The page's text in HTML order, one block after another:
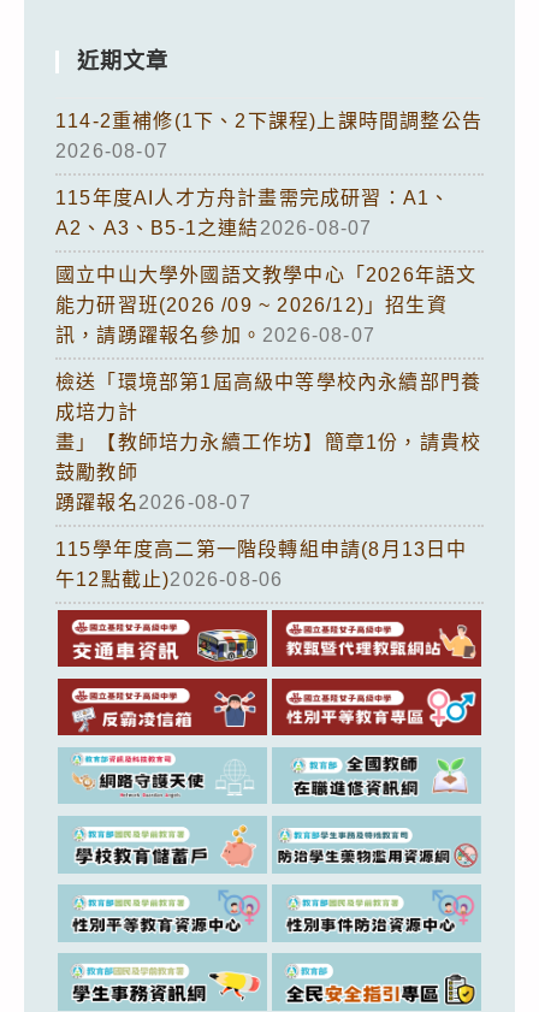
近期文章
114-2重補修(1下、2下課程)上課時間調整公告
2026-08-07
115年度AI人才方舟計畫需完成研習：A1、
A2、A3、B5-1之連結2026-08-07
國立中山大學外國語文教學中心「2026年語文
能力研習班(2026 /09 ~ 2026/12)」招生資
訊，請踴躍報名參加。 2026-08-07
檢送「環境部第1屆高級中等學校內永續部門養
成培力計
畫」【教師培力永續工作坊】簡章1份，請貴校
鼓勵教師
踴躍報名2026-08-07
115學年度高二第一階段轉組申請(8月13日中
午12點截止)2026-08-06